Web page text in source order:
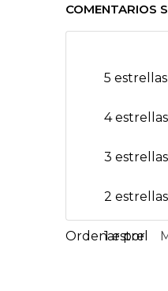
COMENTARIOS
5 estrellas
4 estrellas
3 estrellas
2 estrellas
1 estrella